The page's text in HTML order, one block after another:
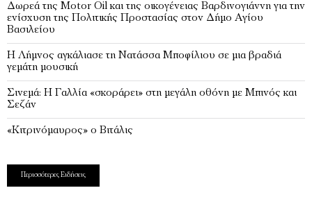
Δωρεά της Motor Oil και της οικογένειας Βαρδινογιάννη για την
ενίσχυση της Πολιτικής Προστασίας στον Δήμο Αγίου
Βασιλείου
Η Λήμνος αγκάλιασε τη Νατάσσα Μποφίλιου σε μια βραδιά
γεμάτη μουσική
Σινεμά: Η Γαλλία «σκοράρει» στη μεγάλη οθόνη με Μπινός και
Σεζάν
«Κιτρινόμαυρος» ο Βιτάλις
Περισσότερες Ειδήσεις